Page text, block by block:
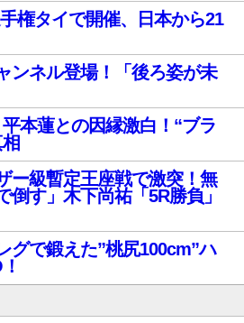
権タイで開催、日本から21
ンネル登場！「後ろ姿が未
平本蓮との因縁激白！“ブラ
ー級暫定王座戦で激突！無
倒す」木下尚祐「5R勝負」
グで鍛えた”桃尻100cm”ハ